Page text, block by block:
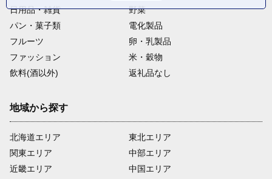
日用品・雑貨
野菜
パン・菓子類
電化製品
フルーツ
卵・乳製品
ファッション
米・穀物
飲料(酒以外)
返礼品なし
地域から探す
北海道エリア
関東エリア
近畿エリア
東北エリア
中部エリア
中国エリア